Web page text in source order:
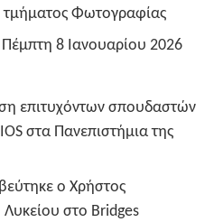
Φωτογραφίας
8 Ιανουαρίου 2026
επιτυχόντων σπουδαστών
στα Πανεπιστήμια της
ο Χρήστος
Λυκείου στο Bridges